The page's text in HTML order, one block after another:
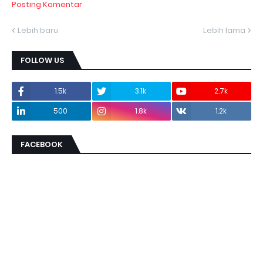
Posting Komentar
Lebih baru Lebih lama
FOLLOW US
1.5k 3.1k
2.7k
500
1.8k 1.2k
FACEBOOK